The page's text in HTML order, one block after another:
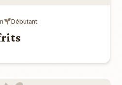
Débutant